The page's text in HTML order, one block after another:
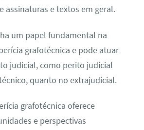
assinaturas e textos em geral.
um papel fundamental na
grafotécnica e pode atuar
judicial, como perito judicial
quanto no extrajudicial.
grafotécnica oferece
e perspectivas